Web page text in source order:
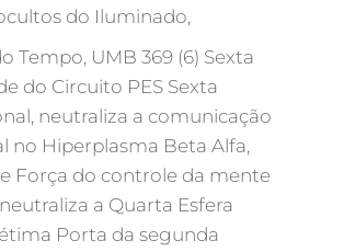
do Iluminado,
Tempo, UMB 369 (6) Sexta
do Circuito PES Sexta
neutraliza a comunicação
no Hiperplasma Beta Alfa,
Força do controle da mente
a Quarta Esfera
Porta da segunda